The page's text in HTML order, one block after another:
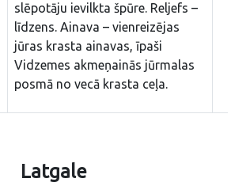
slēpotāju ievilkta špūre. Reljefs –
līdzens. Ainava – vienreizējas
jūras krasta ainavas, īpaši
Vidzemes akmeņainās jūrmalas
posmā no vecā krasta ceļa.
Latgale